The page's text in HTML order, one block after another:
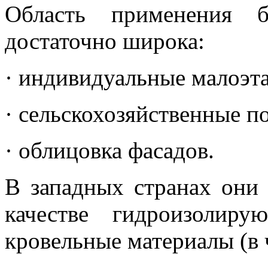
Область применения
достаточно широка:
· индивидуальные
· сельскохозяйственные
· облицовка фасадов.
В западных странах
качестве
кровельные материалы (в